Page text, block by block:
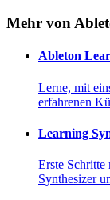
Mehr von
Ableton
Lerne, mit
erfahrenen
Learning
Erste Schritte
Synthesizer